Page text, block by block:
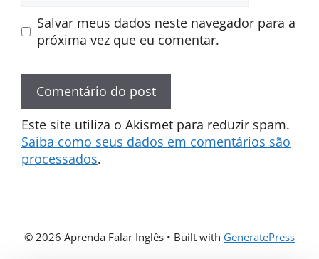
Salvar meus dados neste navegador para a
próxima vez que eu comentar.
Este site utiliza o Akismet para reduzir spam.
Saiba como seus dados em comentários são
processados.
© 2026 Aprenda Falar Inglês • Built with GeneratePress